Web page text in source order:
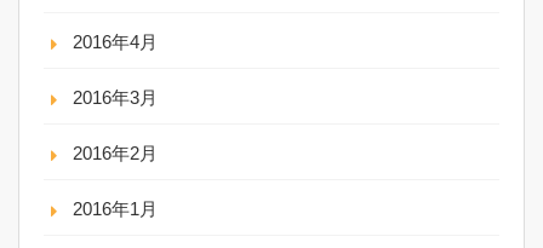
2016年4月
2016年3月
2016年2月
2016年1月